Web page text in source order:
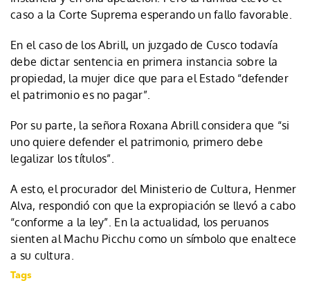
caso a la Corte Suprema esperando un fallo favorable.
En el caso de los Abrill, un juzgado de Cusco todavía
debe dictar sentencia en primera instancia sobre la
propiedad, la mujer dice que para el Estado “defender
el patrimonio es no pagar”.
Por su parte, la señora Roxana Abrill considera que “si
uno quiere defender el patrimonio, primero debe
legalizar los títulos”.
A esto, el procurador del Ministerio de Cultura, Henmer
Alva, respondió con que la expropiación se llevó a cabo
“conforme a la ley”. En la actualidad, los peruanos
sienten al Machu Picchu como un símbolo que enaltece
a su cultura.
Tags